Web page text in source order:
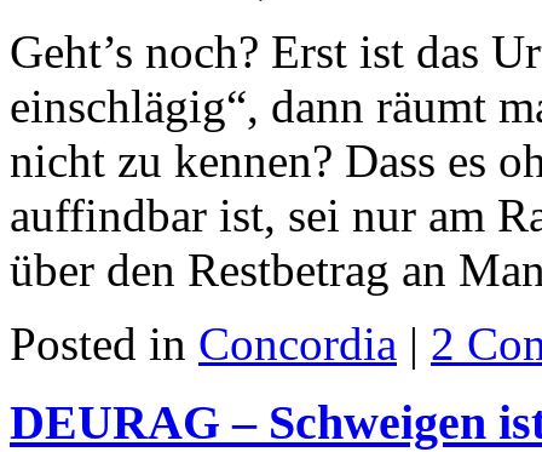
Geht’s noch? Erst ist das
einschlägig“, dann räumt
nicht zu kennen? Dass es
auffindbar ist, sei nur am
über den Restbetrag an
Posted in Concordia | 2
DEURAG – Schweigen